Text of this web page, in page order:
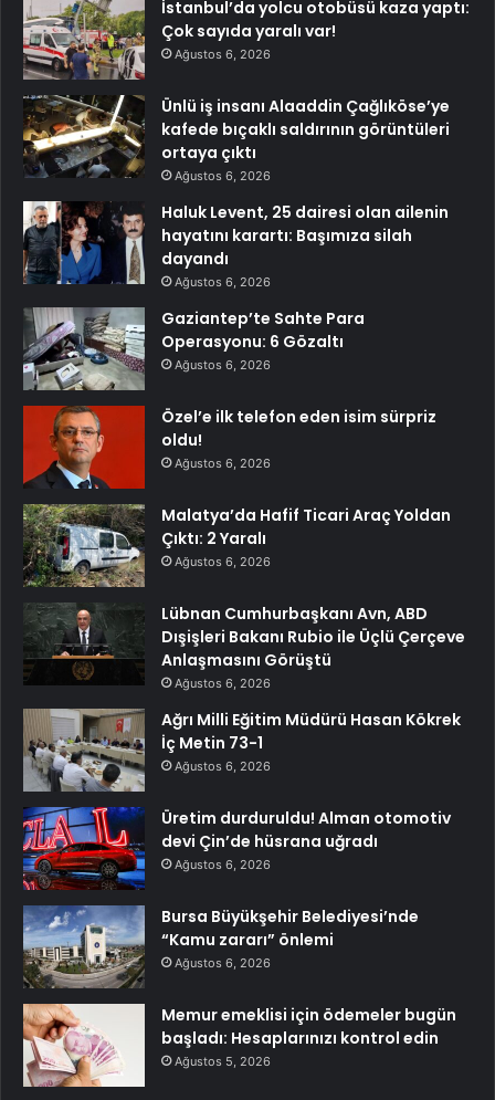
İstanbul’da yolcu otobüsü kaza yaptı:
Çok sayıda yaralı var!
Ağustos 6, 2026
Ünlü iş insanı Alaaddin Çağlıköse’ye
kafede bıçaklı saldırının görüntüleri
ortaya çıktı
Ağustos 6, 2026
Haluk Levent, 25 dairesi olan ailenin
hayatını karartı: Başımıza silah
dayandı
Ağustos 6, 2026
Gaziantep’te Sahte Para
Operasyonu: 6 Gözaltı
Ağustos 6, 2026
Özel’e ilk telefon eden isim sürpriz
oldu!
Ağustos 6, 2026
Malatya’da Hafif Ticari Araç Yoldan
Çıktı: 2 Yaralı
Ağustos 6, 2026
Lübnan Cumhurbaşkanı Avn, ABD
Dışişleri Bakanı Rubio ile Üçlü Çerçeve
Anlaşmasını Görüştü
Ağustos 6, 2026
Ağrı Milli Eğitim Müdürü Hasan Kökrek
İç Metin 73-1
Ağustos 6, 2026
Üretim durduruldu! Alman otomotiv
devi Çin’de hüsrana uğradı
Ağustos 6, 2026
Bursa Büyükşehir Belediyesi’nde
“Kamu zararı” önlemi
Ağustos 6, 2026
Memur emeklisi için ödemeler bugün
başladı: Hesaplarınızı kontrol edin
Ağustos 5, 2026